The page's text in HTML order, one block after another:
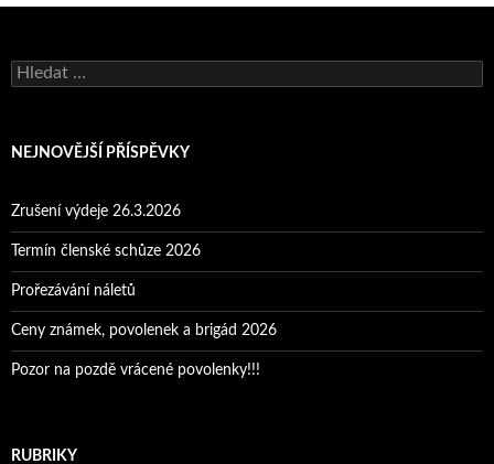
Vyhledávání
NEJNOVĚJŠÍ PŘÍSPĚVKY
Zrušení výdeje 26.3.2026
Termín členské schůze 2026
Prořezávání náletů
Ceny známek, povolenek a brigád 2026
Pozor na pozdě vrácené povolenky!!!
RUBRIKY